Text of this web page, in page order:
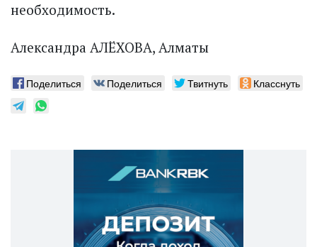
необходимость.
Александра АЛЁХОВА, Алматы
Поделиться Поделиться Твитнуть Класснуть